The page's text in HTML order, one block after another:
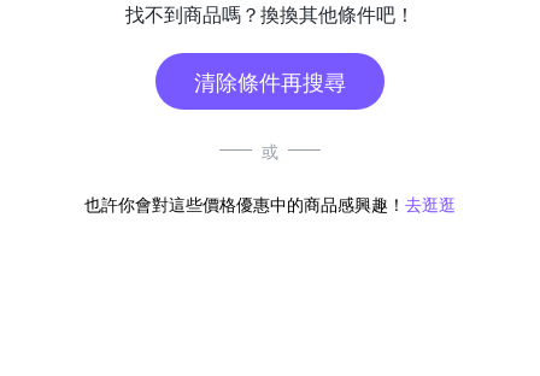
找不到商品嗎？換換其他條件吧！
清除條件再搜尋
或
也許你會對這些價格優惠中的商品感興趣！ 去逛逛